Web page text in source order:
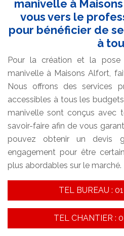
manivelle à
vous vers le
pour bénéficier de
à
Pour la création et la
manivelle à Maisons Alfort,
Nous offrons des services
accessibles à tous les
manivelle sont conçus avec
savoir-faire afin de vous
pouvez obtenir un devis
engagement pour être
plus abordables sur le marché.
TEL BUREAU :
TEL CHANTIER :